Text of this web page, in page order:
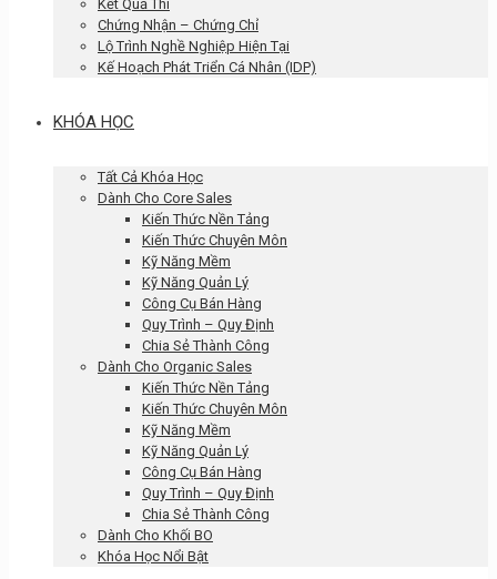
Kết Quả Thi
Chứng Nhận – Chứng Chỉ
Lộ Trình Nghề Nghiệp Hiện Tại
Kế Hoạch Phát Triển Cá Nhân (IDP)
KHÓA HỌC
Tất Cả Khóa Học
Dành Cho Core Sales
Kiến Thức Nền Tảng
Kiến Thức Chuyên Môn
Kỹ Năng Mềm
Kỹ Năng Quản Lý
Công Cụ Bán Hàng
Quy Trình – Quy Định
Chia Sẻ Thành Công
Dành Cho Organic Sales
Kiến Thức Nền Tảng
Kiến Thức Chuyên Môn
Kỹ Năng Mềm
Kỹ Năng Quản Lý
Công Cụ Bán Hàng
Quy Trình – Quy Định
Chia Sẻ Thành Công
Dành Cho Khối BO
Khóa Học Nổi Bật